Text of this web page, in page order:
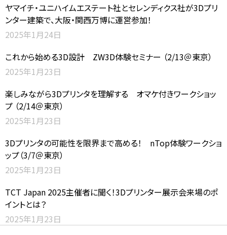
ヤマイチ・ユニハイムエステート社とセレンディクス社が3Dプリ
ンター建築で、大阪・関西万博に運営参加！
2025年1月24日
これから始める3D設計 ZW3D体験セミナー （2/13＠東京）
2025年1月23日
楽しみながら3Dプリンタを理解する オマケ付きワークショッ
プ （2/14＠東京）
2025年1月23日
3Dプリンタの可能性を限界まで高める！ nTop体験ワークショ
ップ（3/7＠東京）
2025年1月23日
TCT Japan 2025主催者に聞く！3Dプリンター展示会来場のポ
イントとは？
2025年1月23日